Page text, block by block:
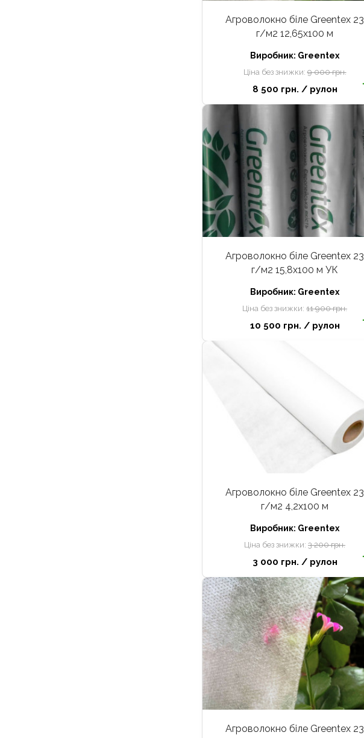
Агроволокно біле Greentex 23
г/м2 12,65x100 м
Виробник: Greentex
Ціна без знижки:9 000 грн.
8 500 грн. / рулон
Агроволокно біле Greentex 23
г/м2 15,8x100 м УК
Виробник: Greentex
Ціна без знижки:11 900 грн.
10 500 грн. / рулон
Агроволокно біле Greentex 23
г/м2 4,2x100 м
Виробник: Greentex
Ціна без знижки:3 200 грн.
3 000 грн. / рулон
Агроволокно біле Greentex 23